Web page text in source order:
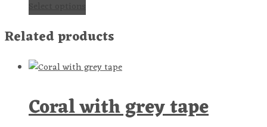
Related products
Coral with grey tape